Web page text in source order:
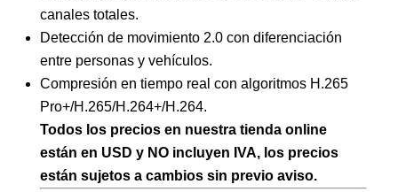
canales totales.
Detección de movimiento 2.0 con diferenciación
entre personas y vehículos.
Compresión en tiempo real con algoritmos H.265
Pro+/H.265/H.264+/H.264.
Todos los precios en nuestra tienda online
están en USD y NO incluyen IVA, los precios
están sujetos a cambios sin previo aviso.